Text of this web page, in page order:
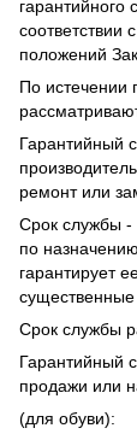
гарантийного
соответствии
положений
По истечении
Гарантийный
ремонт или
Срок службы -
по
гарантирует
Срок службы
Гарантийный
продажи или
(для обуви):